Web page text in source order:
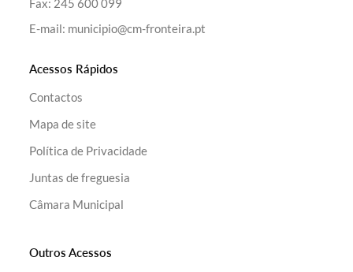
Fax: 245 600 099
E-mail: municipio@cm-fronteira.pt
Acessos Rápidos
Contactos
Mapa de site
Política de Privacidade
Juntas de freguesia
Câmara Municipal
Outros Acessos